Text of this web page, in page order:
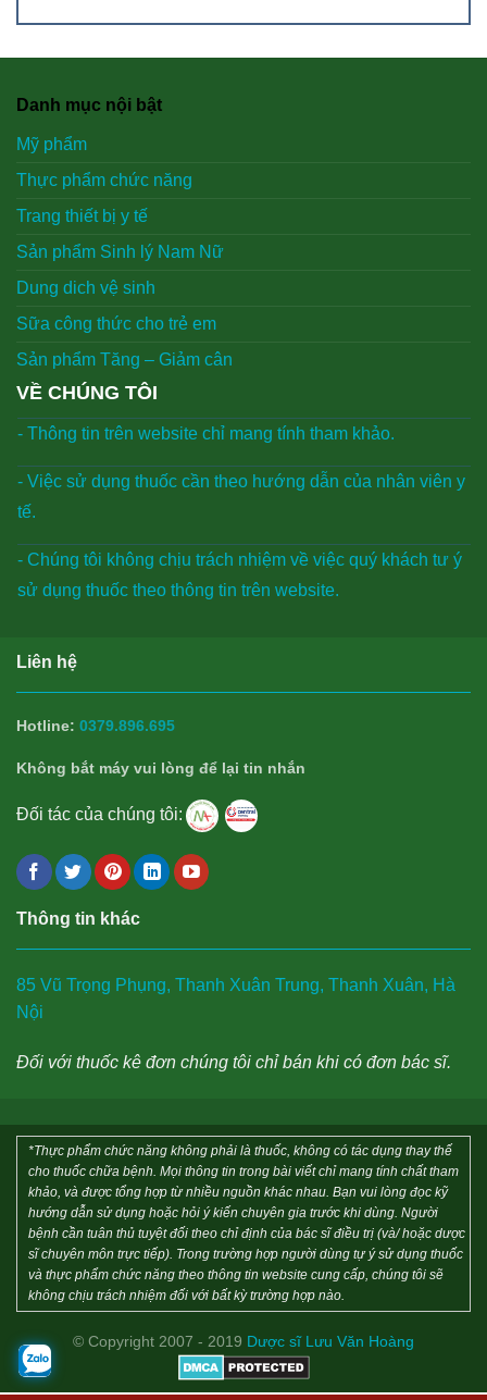
Danh mục nội bật
Mỹ phẩm
Thực phẩm chức năng
Trang thiết bị y tế
Sản phẩm Sinh lý Nam Nữ
Dung dich vệ sinh
Sữa công thức cho trẻ em
Sản phẩm Tăng – Giảm cân
VỀ CHÚNG TÔI
- Thông tin trên website chỉ mang tính tham khảo.
- Việc sử dụng thuốc cần theo hướng dẫn của nhân viên y
tế.
- Chúng tôi không chịu trách nhiệm về việc quý khách tư ý
sử dụng thuốc theo thông tin trên website.
Liên hệ
Hotline: 0379.896.695
Không bắt máy vui lòng để lại tin nhắn
Đối tác của chúng tôi:
Thông tin khác
85 Vũ Trọng Phụng, Thanh Xuân Trung, Thanh Xuân, Hà
Nội
Đối với thuốc kê đơn chúng tôi chỉ bán khi có đơn bác sĩ.
*Thực phẩm chức năng không phải là thuốc, không có tác dụng thay thế
cho thuốc chữa bệnh. Mọi thông tin trong bài viết chỉ mang tính chất tham
khảo, và được tổng hợp từ nhiều nguồn khác nhau. Bạn vui lòng đọc kỹ
hướng dẫn sử dụng hoặc hỏi ý kiến chuyên gia trước khi dùng. Người
bệnh cần tuân thủ tuyệt đối theo chỉ định của bác sĩ điều trị (và/ hoặc dược
sĩ chuyên môn trực tiếp). Trong trường hợp người dùng tự ý sử dụng thuốc
và thực phẩm chức năng theo thông tin website cung cấp, chúng tôi sẽ
không chịu trách nhiệm đối với bất kỳ trường hợp nào.
© Copyright 2007 - 2019 Dược sĩ Lưu Văn Hoàng